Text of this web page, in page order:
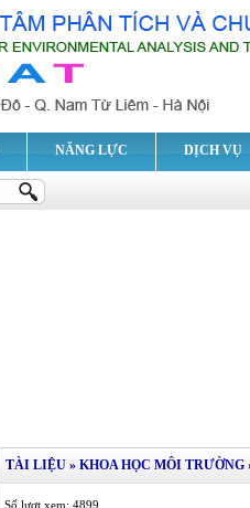
NĂNG LỰC DỊCH VỤ
TÀI LIỆU » KHOA HỌC MÔI TRƯỜNG
Số lượt xem: 4899